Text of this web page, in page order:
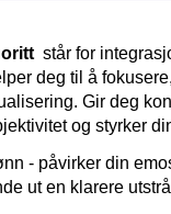
står for
deg til å
Gir deg
og styrker
- påvirker din
ut en klarere